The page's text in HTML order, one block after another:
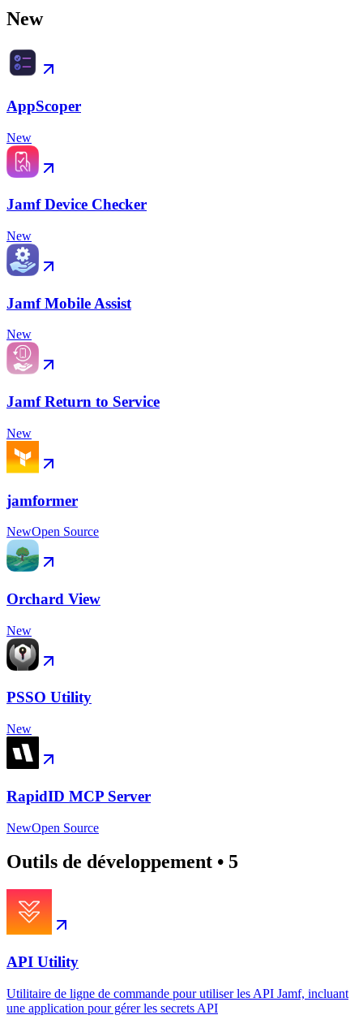
New
AppScoper
New
Jamf Device Checker
New
Jamf Mobile Assist
New
Jamf Return to Service
New
jamformer
NewOpen Source
Orchard View
New
PSSO Utility
New
RapidID MCP Server
NewOpen Source
Outils de développement • 5
API Utility
Utilitaire de ligne de commande pour utiliser les API Jamf, incluant
une application pour gérer les secrets API